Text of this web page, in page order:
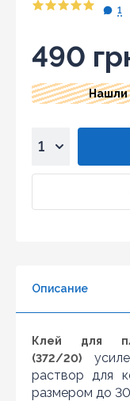
1
490
Нашли
3
7
8
9
10
Описание
Клей для
(372/20)
раствор для
размером до